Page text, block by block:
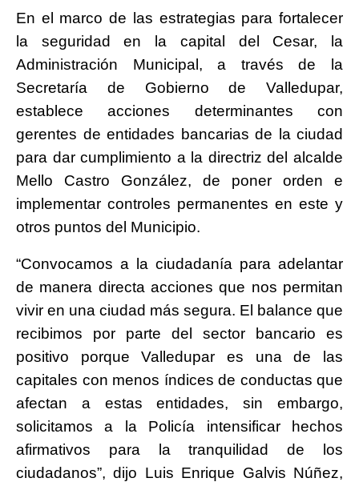
En el marco de las estrategias para fortalecer
la seguridad en la capital del Cesar, la
Administración Municipal, a través de la
Secretaría de Gobierno de Valledupar,
establece acciones determinantes con
gerentes de entidades bancarias de la ciudad
para dar cumplimiento a la directriz del alcalde
Mello Castro González, de poner orden e
implementar controles permanentes en este y
otros puntos del Municipio.
“Convocamos a la ciudadanía para adelantar
de manera directa acciones que nos permitan
vivir en una ciudad más segura. El balance que
recibimos por parte del sector bancario es
positivo porque Valledupar es una de las
capitales con menos índices de conductas que
afectan a estas entidades, sin embargo,
solicitamos a la Policía intensificar hechos
afirmativos para la tranquilidad de los
ciudadanos”, dijo Luis Enrique Galvis Núñez,